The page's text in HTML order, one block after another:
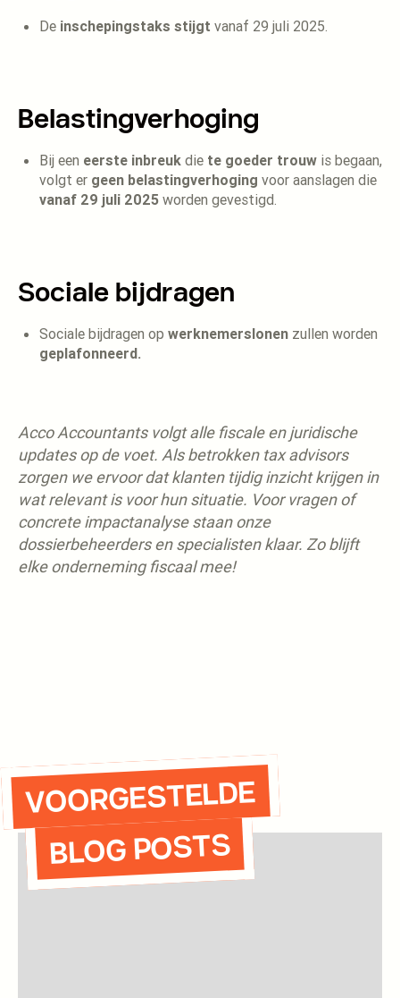
De inschepingstaks stijgt vanaf 29 juli 2025.
Belastingverhoging
Bij een eerste inbreuk die te goeder trouw is begaan,
volgt er geen belastingverhoging voor aanslagen die
vanaf 29 juli 2025 worden gevestigd.
Sociale bijdragen
Sociale bijdragen op werknemerslonen zullen worden
geplafonneerd.
Acco Accountants volgt alle fiscale en juridische
updates op de voet. Als betrokken tax advisors
zorgen we ervoor dat klanten tijdig inzicht krijgen in
wat relevant is voor hun situatie. Voor vragen of
concrete impactanalyse staan onze
dossierbeheerders en specialisten klaar. Zo blijft
elke onderneming fiscaal mee!
VOORGESTELDE
BLOG POSTS